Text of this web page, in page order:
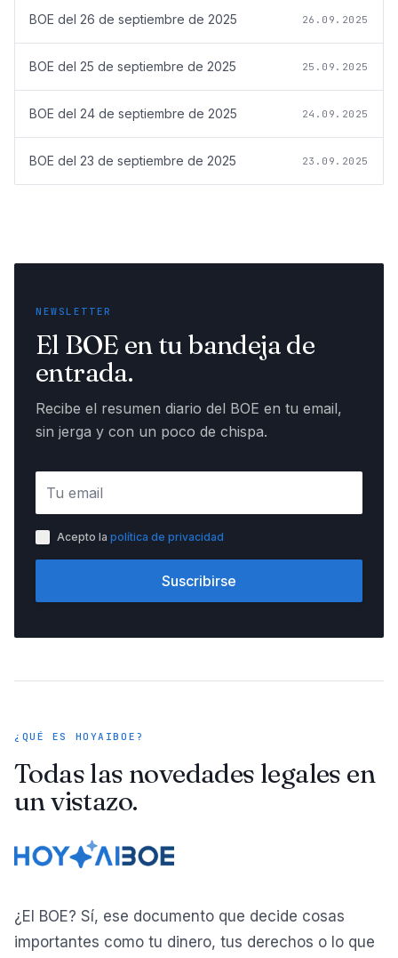
BOE del 26 de septiembre de 2025 26.09.2025
BOE del 25 de septiembre de 2025 25.09.2025
BOE del 24 de septiembre de 2025 24.09.2025
BOE del 23 de septiembre de 2025 23.09.2025
NEWSLETTER
El BOE en tu bandeja de
entrada.
Recibe el resumen diario del BOE en tu email,
sin jerga y con un poco de chispa.
Acepto la política de privacidad
Suscribirse
¿QUÉ ES HOYAIBOE?
Todas las novedades legales en
un vistazo.
¿El BOE? Sí, ese documento que decide cosas
importantes como tu dinero, tus derechos o lo que